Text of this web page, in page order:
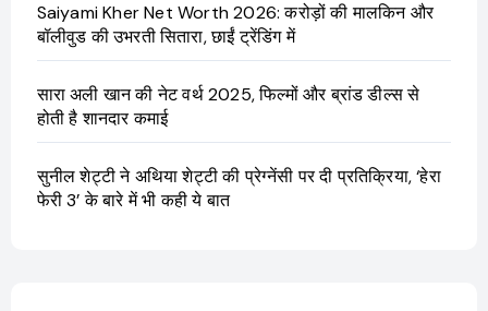
Saiyami Kher Net Worth 2026: करोड़ों की मालकिन और
बॉलीवुड की उभरती सितारा, छाईं ट्रेंडिंग में
सारा अली खान की नेट वर्थ 2025, फिल्मों और ब्रांड डील्स से
होती है शानदार कमाई
सुनील शेट्टी ने अथिया शेट्टी की प्रेग्नेंसी पर दी प्रतिक्रिया, ‘हेरा
फेरी 3’ के बारे में भी कही ये बात